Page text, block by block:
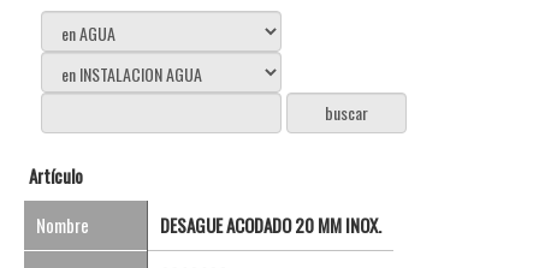
Artículo
Nombre
DESAGUE ACODADO 20 MM INOX.